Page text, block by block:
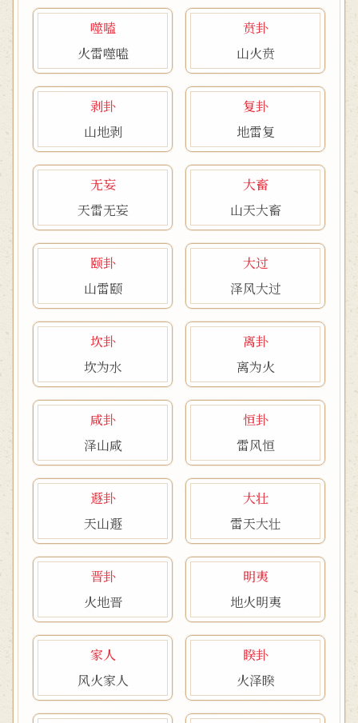
噬嗑
火雷噬嗑
贲卦
山火贲
剥卦
山地剥
复卦
地雷复
无妄
天雷无妄
大畜
山天大畜
颐卦
山雷颐
大过
泽风大过
坎卦
坎为水
离卦
离为火
咸卦
泽山咸
恒卦
雷风恒
遯卦
天山遯
大壮
雷天大壮
晋卦
火地晋
明夷
地火明夷
家人
风火家人
睽卦
火泽睽